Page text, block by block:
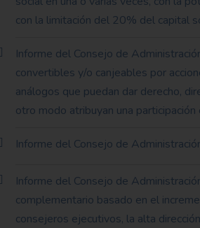
con la limitación del 20% del capital
Informe del Consejo de
convertibles y/o canjeables por
análogos que puedan dar derecho,
otro modo atribuyan una participación
Informe del Consejo de
Informe del Consejo de
complementario basado en el
consejeros ejecutivos, la alta